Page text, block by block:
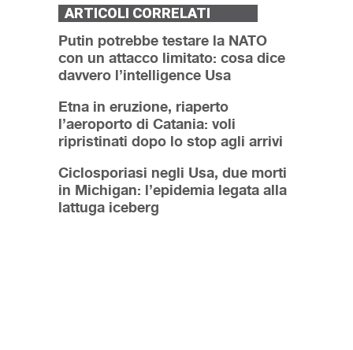
ARTICOLI CORRELATI
Putin potrebbe testare la NATO
con un attacco limitato: cosa dice
davvero l’intelligence Usa
Etna in eruzione, riaperto
l’aeroporto di Catania: voli
ripristinati dopo lo stop agli arrivi
Ciclosporiasi negli Usa, due morti
in Michigan: l’epidemia legata alla
lattuga iceberg